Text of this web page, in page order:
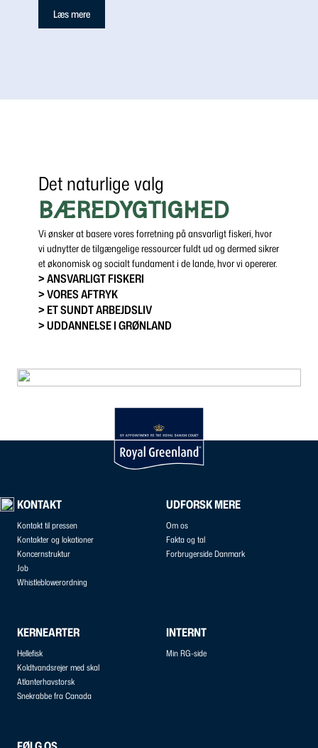
Læs mere
Det naturlige valg
BÆREDYGTIGHED
Vi ønsker at basere vores forretning på ansvarligt fiskeri, hvor
vi udnytter de tilgængelige ressourcer fuldt ud og dermed sikrer
et økonomisk og socialt fundament i de lande, hvor vi opererer.
> ANSVARLIGT FISKERI
> VORES AFTRYK
> ET SUNDT ARBEJDSLIV
> UDDANNELSE I GRØNLAND
KONTAKT
Kontakt til pressen
Kontakter og lokationer
Koncernstruktur
Job
Whistleblowerordning
UDFORSK MERE
Om os
Fakta og tal
Forbrugerside Danmark
KERNEARTER
Hellefisk
Koldtvandsrejer med skal
Atlanterhavstorsk
Snekrabbe fra Canada
INTERNT
Min RG-side